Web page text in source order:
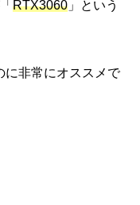
RTX3060 」という
に非常にオススメで